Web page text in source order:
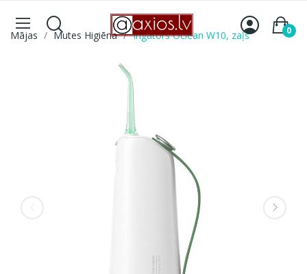
0
Mājas Mutes Higiēna Irigators Oclean W10, zaļš